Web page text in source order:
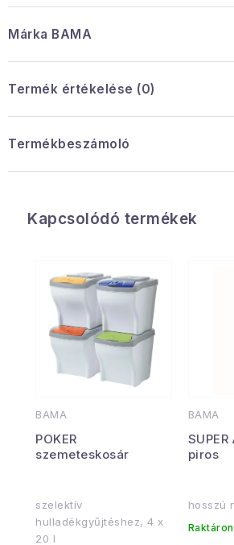
Márka BAMA
Termék értékelése (0)
Termékbeszámoló
Kapcsolódó termékek
BAMA
POKER
szemeteskosár
szelektív
hulladékgyűjtéshez, 4 x
20 l
BAMA
SUPER
piros
hosszú
Raktáron